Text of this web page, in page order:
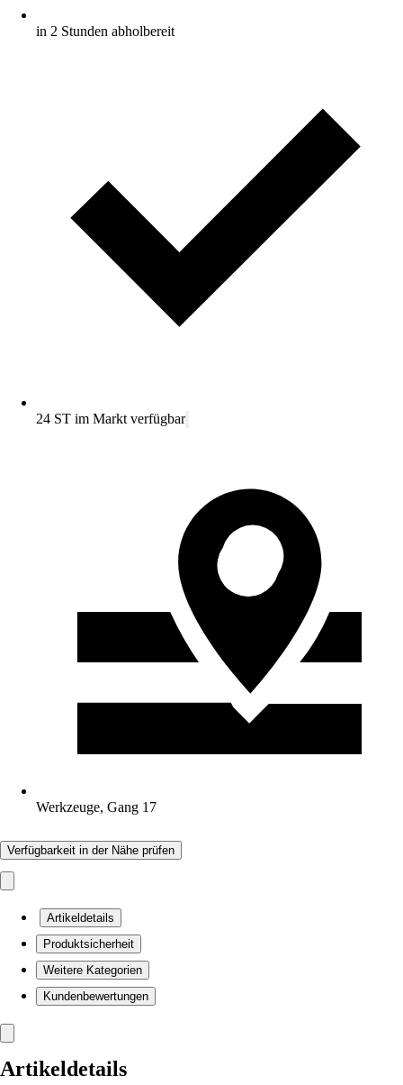
in 2 Stunden abholbereit
24 ST im Markt verfügbar
Werkzeuge, Gang 17
Verfügbarkeit in der Nähe prüfen
Artikeldetails
Produktsicherheit
Weitere Kategorien
Kundenbewertungen
Artikeldetails